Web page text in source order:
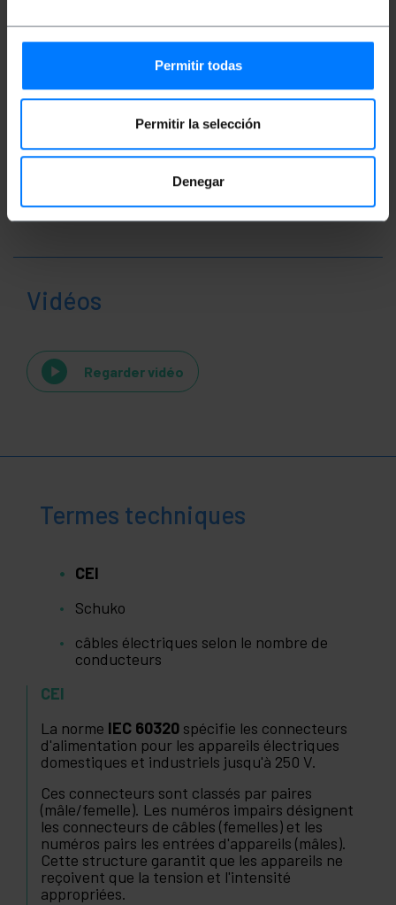
Permitir todas
Permitir la selección
Denegar
Vidéos
Regarder vidéo
Termes techniques
CEI
Schuko
câbles électriques selon le nombre de
conducteurs
CEI
La norme IEC 60320 spécifie les connecteurs
d'alimentation pour les appareils électriques
domestiques et industriels jusqu'à 250 V.
Ces connecteurs sont classés par paires
(mâle/femelle). Les numéros impairs désignent
les connecteurs de câbles (femelles) et les
numéros pairs les entrées d'appareils (mâles).
Cette structure garantit que les appareils ne
reçoivent que la tension et l'intensité
appropriées.